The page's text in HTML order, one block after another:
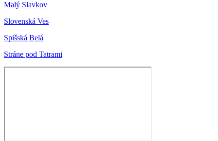
Malý Slavkov
Slovenská Ves
Spišská Belá
Stráne pod Tatrami